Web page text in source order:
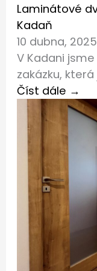
Laminátové
Kadaň
10 dubna, 2025
V Kadani
zakázku, která
Číst dále →